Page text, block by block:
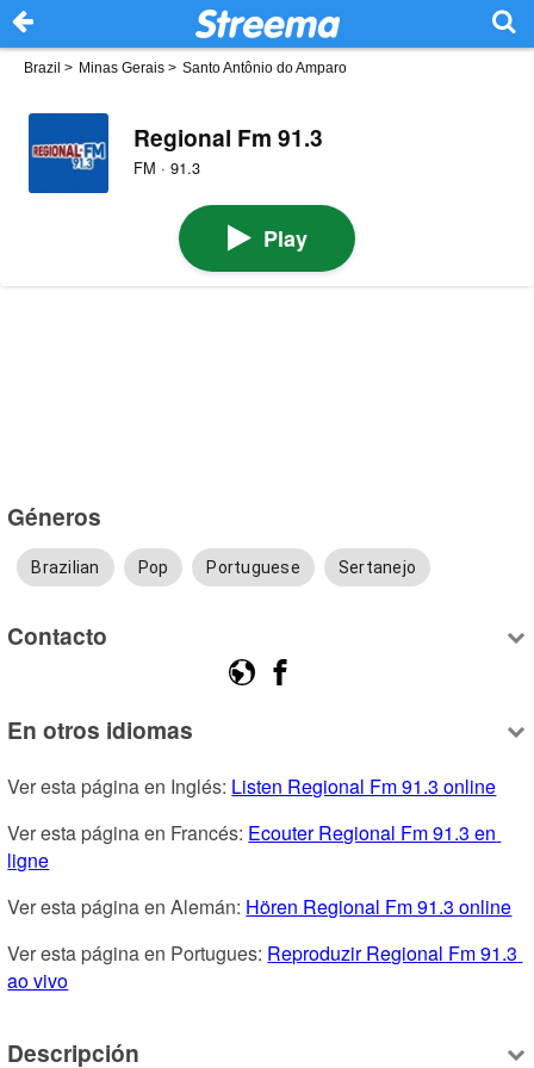
Brazil > Minas Gerais > Santo Antônio do Amparo
Regional Fm 91.3
FM · 91.3
Play
Géneros
Brazilian Pop Portuguese Sertanejo
Contacto
En otros idiomas
Ver esta página en Inglés: Listen Regional Fm 91.3 online
Ver esta página en Francés: Ecouter Regional Fm 91.3 en
ligne
Ver esta página en Alemán: Hören Regional Fm 91.3 online
Ver esta página en Portugues: Reproduzir Regional Fm 91.3
ao vivo
Descripción